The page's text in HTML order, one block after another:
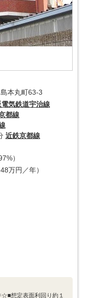
本丸町63-3
電気鉄道宇治線
都線
近鉄京都線
）
万円／年）
想定表面利回り約１